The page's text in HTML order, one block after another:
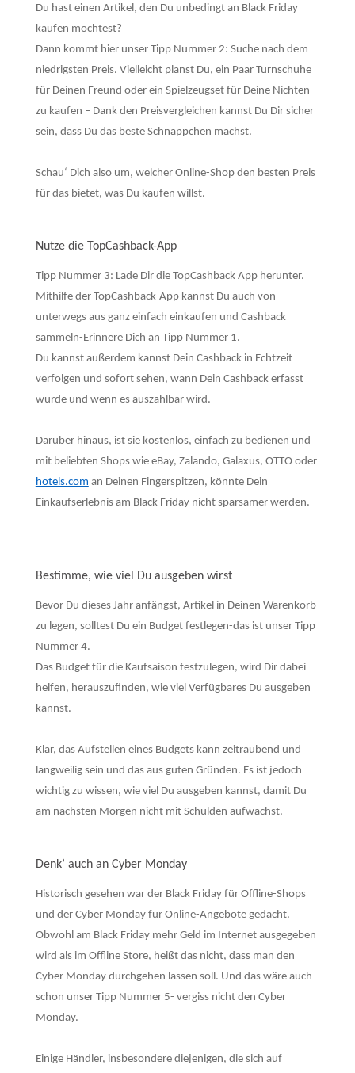
Du hast einen Artikel, den Du unbedingt an Black Friday
kaufen möchtest?
Dann kommt hier unser Tipp Nummer 2: Suche nach dem
niedrigsten Preis. Vielleicht planst Du, ein Paar Turnschuhe
für Deinen Freund oder ein Spielzeugset für Deine Nichten
zu kaufen – Dank den Preisvergleichen kannst Du Dir sicher
sein, dass Du das beste Schnäppchen machst.
Schau‘ Dich also um, welcher Online-Shop den besten Preis
für das bietet, was Du kaufen willst.
Nutze die TopCashback-App
Tipp Nummer 3: Lade Dir die TopCashback App herunter.
Mithilfe der TopCashback-App kannst Du auch von
unterwegs aus ganz einfach einkaufen und Cashback
sammeln-Erinnere Dich an Tipp Nummer 1.
Du kannst außerdem kannst Dein Cashback in Echtzeit
verfolgen und sofort sehen, wann Dein Cashback erfasst
wurde und wenn es auszahlbar wird.
Darüber hinaus, ist sie kostenlos, einfach zu bedienen und
mit beliebten Shops wie eBay, Zalando, Galaxus, OTTO oder
hotels.com an Deinen Fingerspitzen, könnte Dein
Einkaufserlebnis am Black Friday nicht sparsamer werden.
Bestimme, wie viel Du ausgeben wirst
Bevor Du dieses Jahr anfängst, Artikel in Deinen Warenkorb
zu legen, solltest Du ein Budget festlegen-das ist unser Tipp
Nummer 4.
Das Budget für die Kaufsaison festzulegen, wird Dir dabei
helfen, herauszufinden, wie viel Verfügbares Du ausgeben
kannst.
Klar, das Aufstellen eines Budgets kann zeitraubend und
langweilig sein und das aus guten Gründen. Es ist jedoch
wichtig zu wissen, wie viel Du ausgeben kannst, damit Du
am nächsten Morgen nicht mit Schulden aufwachst.
Denk’ auch an Cyber Monday
Historisch gesehen war der Black Friday für Offline-Shops
und der Cyber Monday für Online-Angebote gedacht.
Obwohl am Black Friday mehr Geld im Internet ausgegeben
wird als im Offline Store, heißt das nicht, dass man den
Cyber Monday durchgehen lassen soll. Und das wäre auch
schon unser Tipp Nummer 5- vergiss nicht den Cyber
Monday.
Einige Händler, insbesondere diejenigen, die sich auf